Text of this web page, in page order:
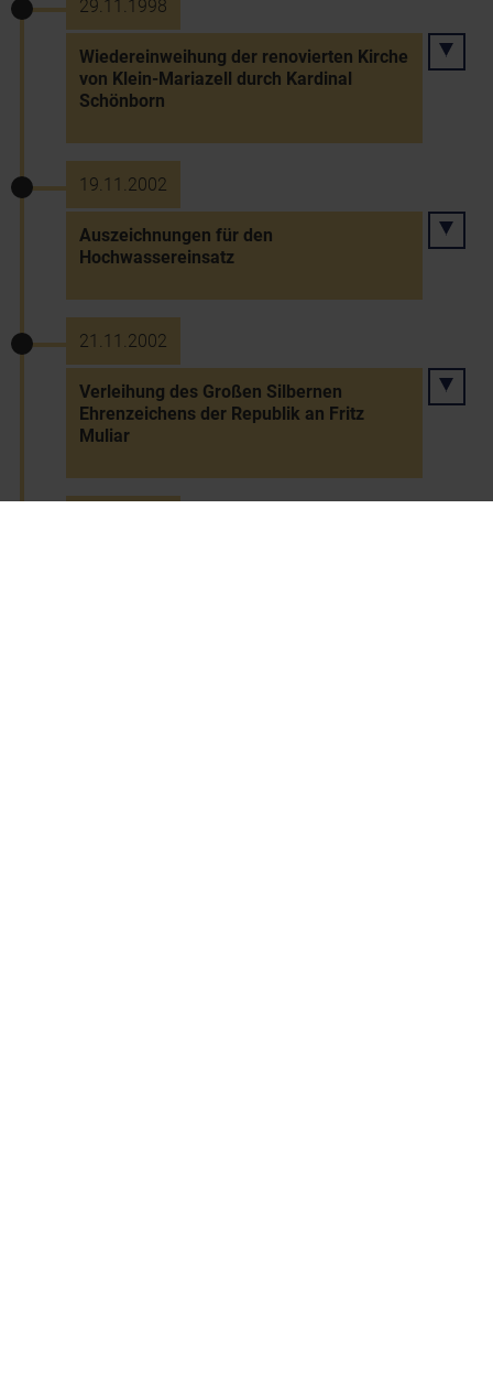
29.11.1998
Wiedereinweihung der renovierten Kirche
von Klein-Mariazell durch Kardinal
Schönborn
19.11.2002
Auszeichnungen für den
Hochwassereinsatz
21.11.2002
Verleihung des Großen Silbernen
Ehrenzeichens der Republik an Fritz
Muliar